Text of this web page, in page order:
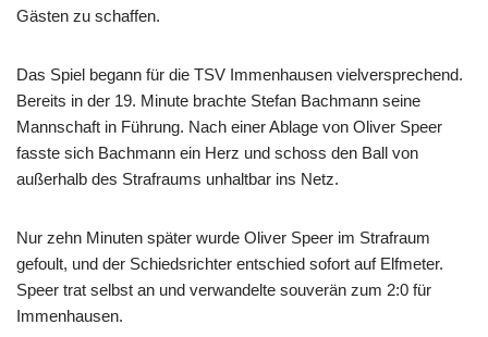
Gästen zu schaffen.
Das Spiel begann für die TSV Immenhausen vielversprechend.
Bereits in der 19. Minute brachte Stefan Bachmann seine
Mannschaft in Führung. Nach einer Ablage von Oliver Speer
fasste sich Bachmann ein Herz und schoss den Ball von
außerhalb des Strafraums unhaltbar ins Netz.
Nur zehn Minuten später wurde Oliver Speer im Strafraum
gefoult, und der Schiedsrichter entschied sofort auf Elfmeter.
Speer trat selbst an und verwandelte souverän zum 2:0 für
Immenhausen.